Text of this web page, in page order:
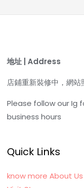
地址 | Address
店鋪重新裝修中，網站
Please follow our Ig
business hours
Quick Links
know more About Us